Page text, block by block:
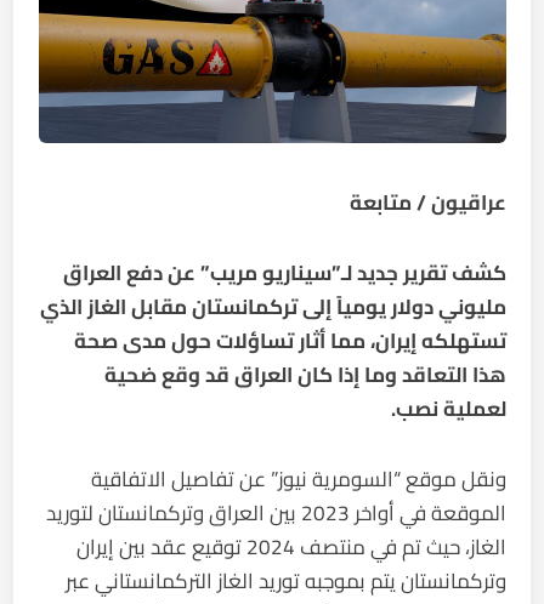
عراقيون / متابعة
كشف تقرير جديد لـ”سيناريو مريب” عن دفع العراق
مليوني دولار يومياً إلى تركمانستان مقابل الغاز الذي
تستهلكه إيران، مما أثار تساؤلات حول مدى صحة
هذا التعاقد وما إذا كان العراق قد وقع ضحية
لعملية نصب.
ونقل موقع “السومرية نيوز” عن تفاصيل الاتفاقية
الموقعة في أواخر 2023 بين العراق وتركمانستان لتوريد
الغاز، حيث تم في منتصف 2024 توقيع عقد بين إيران
وتركمانستان يتم بموجبه توريد الغاز التركمانستاني عبر